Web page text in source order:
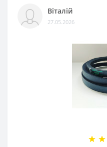
Віталій
27.05.2026